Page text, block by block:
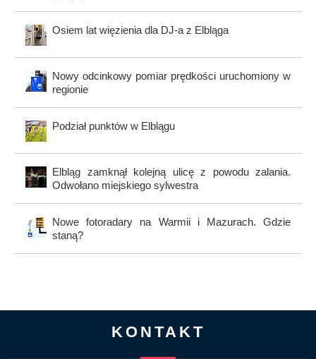
Osiem lat więzienia dla DJ-a z Elbląga
Nowy odcinkowy pomiar prędkości uruchomiony w
regionie
Podział punktów w Elblągu
Elbląg zamknął kolejną ulicę z powodu zalania.
Odwołano miejskiego sylwestra
Nowe fotoradary na Warmii i Mazurach. Gdzie
staną?
KONTAKT